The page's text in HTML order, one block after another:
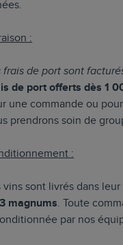
:
frais de port sont
de port offerts dès 1
une commande ou
prendrons soin de
:
vins sont livrés dans
magnums. Toute
par nos